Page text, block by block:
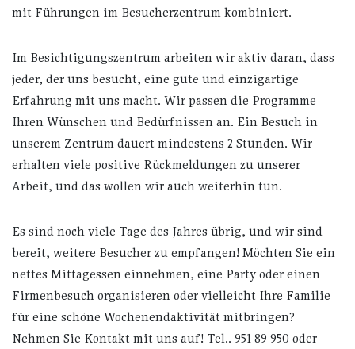
mit Führungen im Besucherzentrum kombiniert.
Im Besichtigungszentrum arbeiten wir aktiv daran, dass
jeder, der uns besucht, eine gute und einzigartige
Erfahrung mit uns macht. Wir passen die Programme
Ihren Wünschen und Bedürfnissen an. Ein Besuch in
unserem Zentrum dauert mindestens 2 Stunden. Wir
erhalten viele positive Rückmeldungen zu unserer
Arbeit, und das wollen wir auch weiterhin tun.
Es sind noch viele Tage des Jahres übrig, und wir sind
bereit, weitere Besucher zu empfangen! Möchten Sie ein
nettes Mittagessen einnehmen, eine Party oder einen
Firmenbesuch organisieren oder vielleicht Ihre Familie
für eine schöne Wochenendaktivität mitbringen?
Nehmen Sie Kontakt mit uns auf! Tel.. 951 89 950 oder